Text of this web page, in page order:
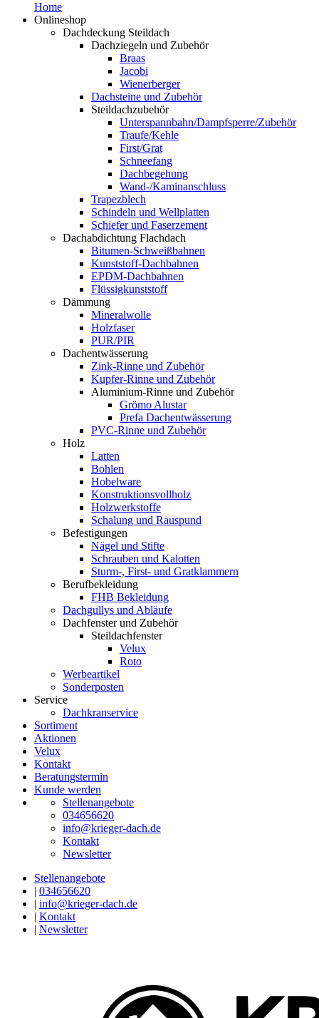
Home
Onlineshop
Dachdeckung Steildach
Dachziegeln und Zubehör
Braas
Jacobi
Wienerberger
Dachsteine und Zubehör
Steildachzubehör
Unterspannbahn/Dampfsperre/Zubehör
Traufe/Kehle
First/Grat
Schneefang
Dachbegehung
Wand-/Kaminanschluss
Trapezblech
Schindeln und Wellplatten
Schiefer und Faserzement
Dachabdichtung Flachdach
Bitumen-Schweißbahnen
Kunststoff-Dachbahnen
EPDM-Dachbahnen
Flüssigkunststoff
Dämmung
Mineralwolle
Holzfaser
PUR/PIR
Dachentwässerung
Zink-Rinne und Zubehör
Kupfer-Rinne und Zubehör
Aluminium-Rinne und Zubehör
Grömo Alustar
Prefa Dachentwässerung
PVC-Rinne und Zubehör
Holz
Latten
Bohlen
Hobelware
Konstruktionsvollholz
Holzwerkstoffe
Schalung und Rauspund
Befestigungen
Nägel und Stifte
Schrauben und Kalotten
Sturm-, First- und Gratklammern
Berufbekleidung
FHB Bekleidung
Dachgullys und Abläufe
Dachfenster und Zubehör
Steildachfenster
Velux
Roto
Werbeartikel
Sonderposten
Service
Dachkranservice
Sortiment
Aktionen
Velux
Kontakt
Beratungstermin
Kunde werden
Stellenangebote
034656620
info@krieger-dach.de
Kontakt
Newsletter
Stellenangebote
| 034656620
| info@krieger-dach.de
| Kontakt
| Newsletter